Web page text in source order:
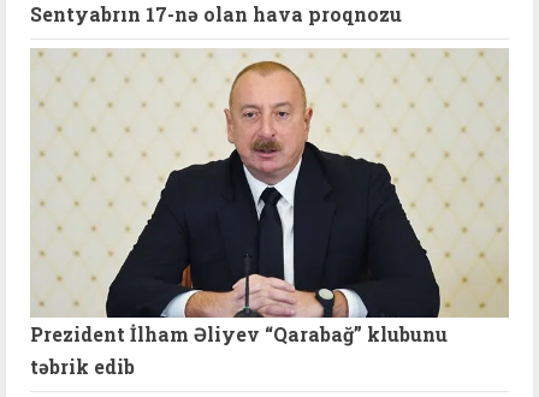
Sentyabrın 17-nə olan hava proqnozu
Prezident İlham Əliyev “Qarabağ” klubunu
təbrik edib